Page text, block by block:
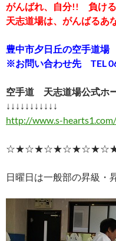
がんばれ、自分!! 負け
天志道場は、がんばるあ
豊中市夕日丘の空手道
※お問い合わせ先 TEL
空手道 天志道場公式ホ
↓↓↓↓↓↓↓↓↓↓↓
http://www.s-
日曜日は一般部の昇級・